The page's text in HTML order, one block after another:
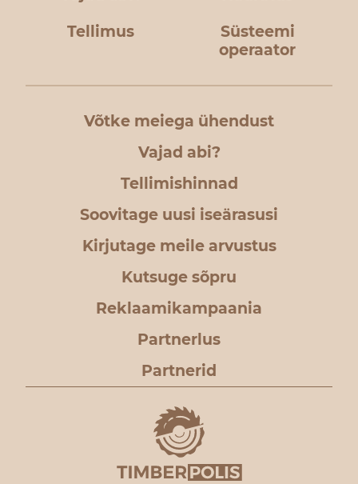
Tellimus
Süsteemi
operaator
Võtke meiega ühendust
Vajad abi?
Tellimishinnad
Soovitage uusi iseärasusi
Kirjutage meile arvustus
Kutsuge sõpru
Reklaamikampaania
Partnerlus
Partnerid